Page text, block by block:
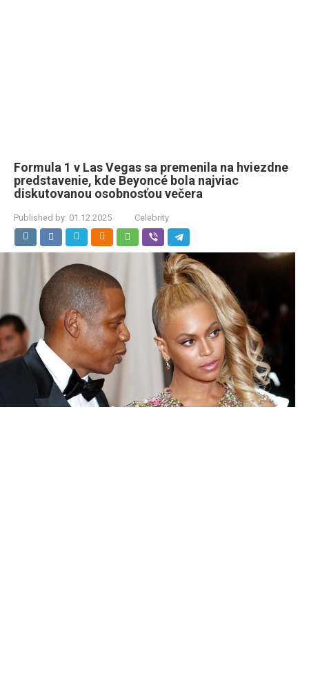
Formula 1 v Las Vegas sa premenila na hviezdne
predstavenie, kde Beyoncé bola najviac
diskutovanou osobnosťou večera
Published by: 01.12.2025 Celebrity